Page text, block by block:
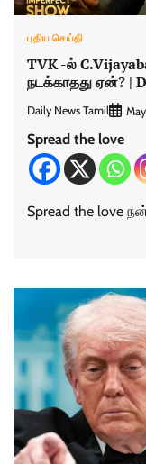
புதிய செய்தி
TVK -ல்
நடக்காதது ஏன்? |
Daily News Tamil
Spread the love
Spread the love